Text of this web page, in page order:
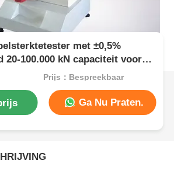
met ±0,5%
20-100.000 kN capaciteit voor
lijmtesten
Prijs：Bespreekbaar
Ga Nu Praten.